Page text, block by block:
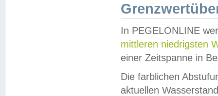
In PEGELONLINE
mittleren niedrigsten
einer Zeitspanne in
Die farblichen
aktuellen